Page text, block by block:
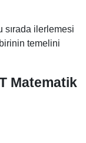
sırada ilerlemesi
temelini
Matematik